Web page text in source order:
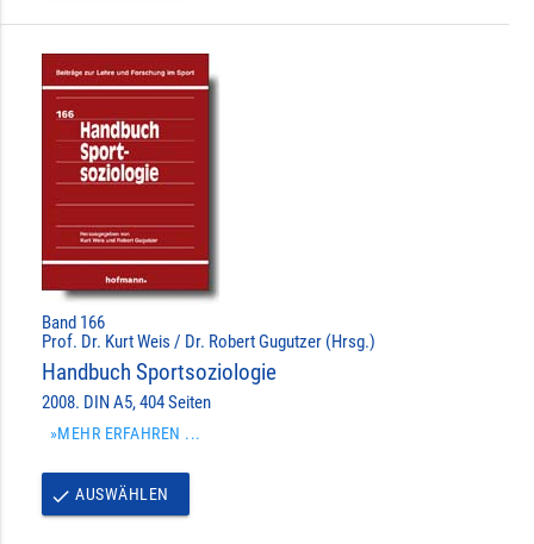
Band 166
Prof. Dr. Kurt Weis / Dr. Robert Gugutzer (Hrsg.)
Handbuch Sportsoziologie
2008. DIN A5, 404 Seiten
»MEHR ERFAHREN ...
done AUSWÄHLEN